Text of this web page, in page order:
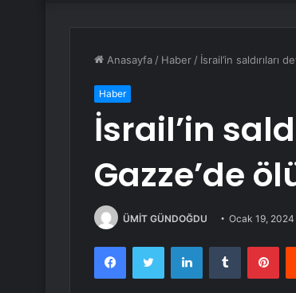
Anasayfa / Haber / İsrail’in saldırıları
Haber
İsrail’in
Gazze’de
ÜMİT GÜNDOĞDU Ocak 19, 2024
FacebookTwitter LinkedInTumblr